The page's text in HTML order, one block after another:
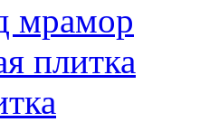
мрамор
плитка